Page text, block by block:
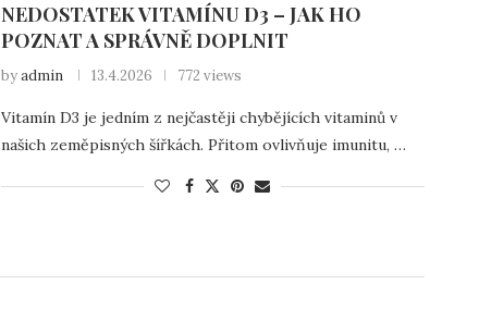
NEDOSTATEK VITAMÍNU D3 – JAK HO
POZNAT A SPRÁVNĚ DOPLNIT
byadmin 13.4.2026 772 views
Vitamín D3 je jedním z nejčastěji chybějících vitaminů v
našich zeměpisných šířkách. Přitom ovlivňuje imunitu, …